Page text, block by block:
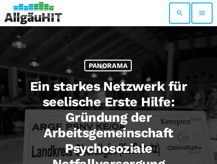
search menu
PANORAMA
Ein starkes Netzwerk für
seelische Erste Hilfe:
Gründung der
Arbeitsgemeinschaft
Psychosoziale